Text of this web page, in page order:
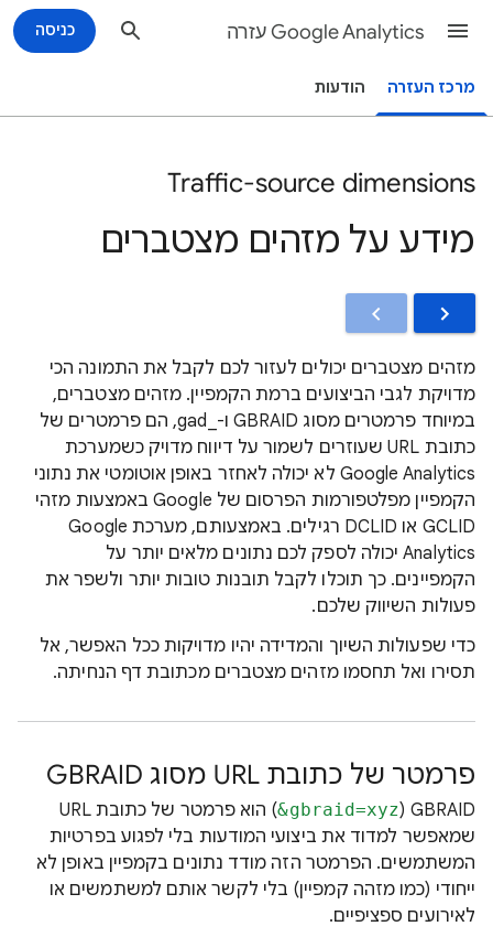
Google Analytics עזרה כניסה
מרכז העזרה הודעות
Traffic-source dimensions
מידע על מזהים מצטברים
מזהים מצטברים יכולים לעזור לכם לקבל את התמונה הכי
מדויקת לגבי הביצועים ברמת הקמפיין. מזהים מצטברים,
במיוחד פרמטרים מסוג GBRAID ו-gad_‎, הם פרמטרים של
כתובת URL שעוזרים לשמור על דיווח מדויק כשמערכת
Google Analytics לא יכולה לאחזר באופן אוטומטי את נתוני
הקמפיין מפלטפורמות הפרסום של Google באמצעות מזהי
GCLID או DCLID רגילים. באמצעותם, מערכת Google
Analytics יכולה לספק לכם נתונים מלאים יותר על
הקמפיינים. כך תוכלו לקבל תובנות טובות יותר ולשפר את
פעולות השיווק שלכם.
כדי שפעולות השיוך והמדידה יהיו מדויקות ככל האפשר, אל
תסירו ואל תחסמו מזהים מצטברים מכתובת דף הנחיתה.
פרמטר של כתובת URL מסוג GBRAID
‫GBRAID‏ (
‎&gbraid=xyz
) הוא פרמטר של כתובת URL
שמאפשר למדוד את ביצועי המודעות בלי לפגוע בפרטיות
המשתמשים. הפרמטר הזה מודד נתונים בקמפיין באופן לא
ייחודי (כמו מזהה קמפיין) בלי לקשר אותם למשתמשים או
לאירועים ספציפיים.